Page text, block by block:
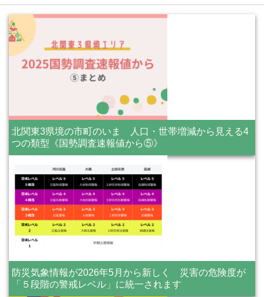
北関東3県境の市町のいま 人口・世帯増減から見える4
つの類型《国勢調査速報値から⑤》
防災気象情報が2026年5月から新しく 災害の危険度が
「５段階の警戒レベル」に統一されます